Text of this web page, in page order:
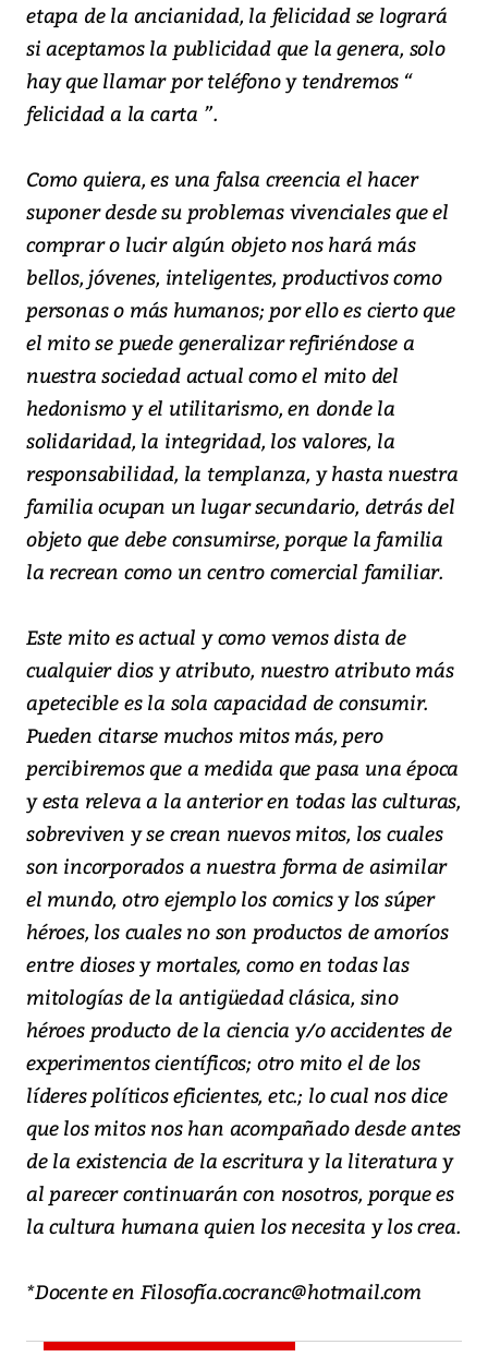
etapa de la ancianidad, la felicidad se logrará
si aceptamos la publicidad que la genera, solo
hay que llamar por teléfono y tendremos “
felicidad a la carta ”.
Como quiera, es una falsa creencia el hacer
suponer desde su problemas vivenciales que el
comprar o lucir algún objeto nos hará más
bellos, jóvenes, inteligentes, productivos como
personas o más humanos; por ello es cierto que
el mito se puede generalizar refiriéndose a
nuestra sociedad actual como el mito del
hedonismo y el utilitarismo, en donde la
solidaridad, la integridad, los valores, la
responsabilidad, la templanza, y hasta nuestra
familia ocupan un lugar secundario, detrás del
objeto que debe consumirse, porque la familia
la recrean como un centro comercial familiar.
Este mito es actual y como vemos dista de
cualquier dios y atributo, nuestro atributo más
apetecible es la sola capacidad de consumir.
Pueden citarse muchos mitos más, pero
percibiremos que a medida que pasa una época
y esta releva a la anterior en todas las culturas,
sobreviven y se crean nuevos mitos, los cuales
son incorporados a nuestra forma de asimilar
el mundo, otro ejemplo los comics y los súper
héroes, los cuales no son productos de amoríos
entre dioses y mortales, como en todas las
mitologías de la antigüedad clásica, sino
héroes producto de la ciencia y/o accidentes de
experimentos científicos; otro mito el de los
líderes políticos eficientes, etc.; lo cual nos dice
que los mitos nos han acompañado desde antes
de la existencia de la escritura y la literatura y
al parecer continuarán con nosotros, porque es
la cultura humana quien los necesita y los crea.
*Docente en Filosofía.cocranc@hotmail.com